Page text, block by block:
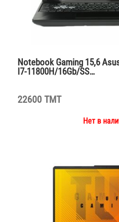
Notebook Gaming 15,6
I7-11800H/16Gb/SS…
22600 TMT
Нет в